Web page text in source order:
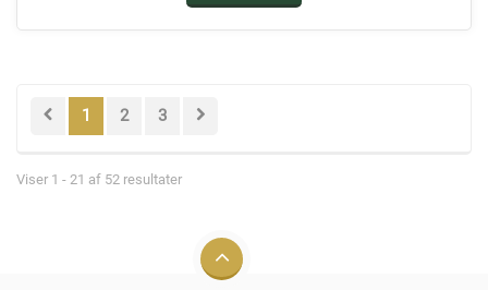
1 2 3
Viser 1 - 21 af 52 resultater